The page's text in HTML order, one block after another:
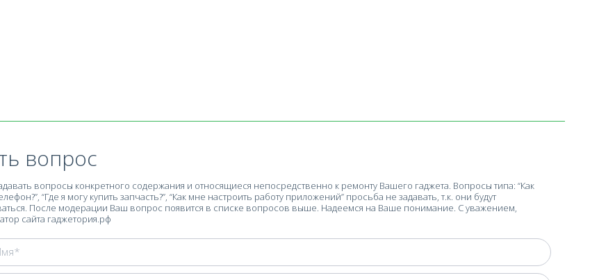
вопрос
вопросы конкретного содержания и относящиеся непосредственно к ремонту Вашего гаджета. Вопросы типа: “Как
“Где я могу купить запчасть?”, “Как мне настроить работу приложений” просьба не задавать, т.к. они будут
После модерации Ваш вопрос появится в списке вопросов выше. Надеемся на Ваше понимание. С уважением,
сайта гаджетория.рф